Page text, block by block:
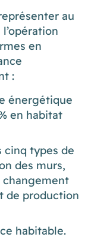
au
en
:
énergétique
en habitat
cinq types de
des murs,
de production
habitable.